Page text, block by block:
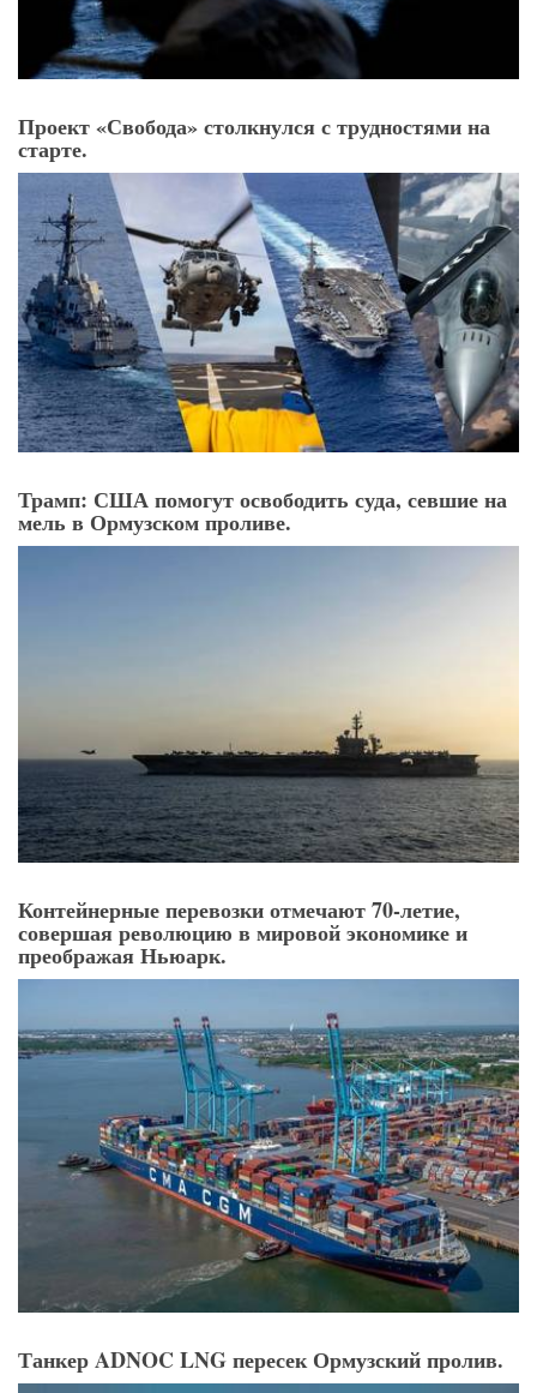
Проект «Свобода» столкнулся с трудностями на
старте.
Трамп: США помогут освободить суда, севшие на
мель в Ормузском проливе.
Контейнерные перевозки отмечают 70-летие,
совершая революцию в мировой экономике и
преображая Ньюарк.
Танкер ADNOC LNG пересек Ормузский пролив.